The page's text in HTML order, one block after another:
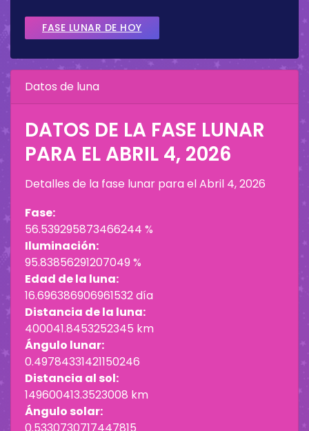
FASE LUNAR DE HOY
Datos de luna
DATOS DE LA FASE LUNAR
PARA EL ABRIL 4, 2026
Detalles de la fase lunar para elAbril 4, 2026
Fase:
56.539295873466244 %
Iluminación:
95.83856291207049 %
Edad de la luna:
16.696386906961532 día
Distancia de la luna:
400041.8453252345 km
Ángulo lunar:
0.49784331421150246
Distancia al sol:
149600413.3523008 km
Ángulo solar: